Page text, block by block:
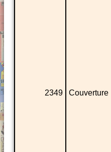
2349 Couverture